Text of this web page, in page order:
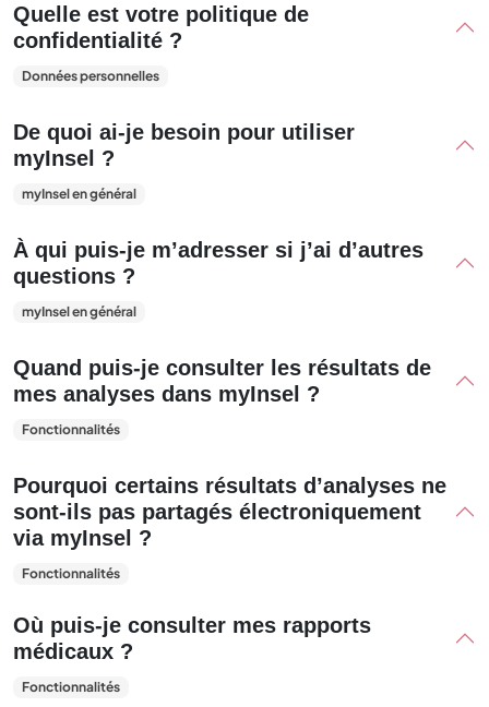
Quelle est votre politique de
confidentialité ?
Données personnelles
De quoi ai-je besoin pour utiliser
myInsel ?
myInsel en général
À qui puis-je m’adresser si j’ai d’autres
questions ?
myInsel en général
Quand puis-je consulter les résultats de
mes analyses dans myInsel ?
Fonctionnalités
Pourquoi certains résultats d’analyses ne
sont-ils pas partagés électroniquement
via myInsel ?
Fonctionnalités
Où puis-je consulter mes rapports
médicaux ?
Fonctionnalités